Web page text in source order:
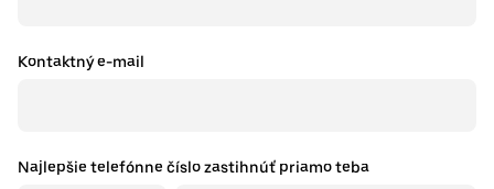
Kontaktný e-mail
Najlepšie telefónne číslo zastihnúť priamo teba